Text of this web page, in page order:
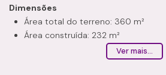
Dimensões
Área total do terreno: 360 m²
Área construída: 232 m²
Características do ImóvelVer mais...